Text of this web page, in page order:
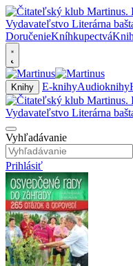
DoručenieKníhkupectvá
Knihy E-knihyAudioknihy
Vyhľadávanie
Prihlásiť